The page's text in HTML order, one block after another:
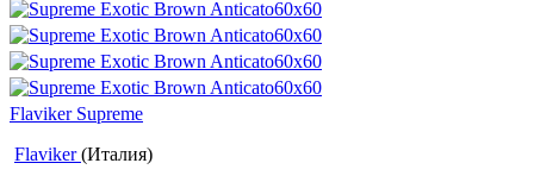
Flaviker Supreme
Flaviker(Италия)